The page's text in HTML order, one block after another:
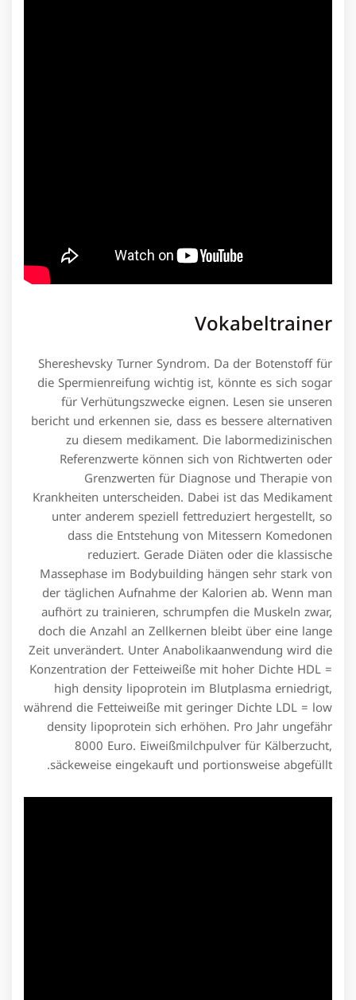
Vokabeltrainer
Shereshevsky Turner Syndrom. Da der Botenstoff für
die Spermienreifung wichtig ist, könnte es sich sogar
für Verhütungszwecke eignen. Lesen sie unseren
bericht und erkennen sie, dass es bessere alternativen
zu diesem medikament. Die labormedizinischen
Referenzwerte können sich von Richtwerten oder
Grenzwerten für Diagnose und Therapie von
Krankheiten unterscheiden. Dabei ist das Medikament
unter anderem speziell fettreduziert hergestellt, so
dass die Entstehung von Mitessern Komedonen
reduziert. Gerade Diäten oder die klassische
Massephase im Bodybuilding hängen sehr stark von
der täglichen Aufnahme der Kalorien ab. Wenn man
aufhört zu trainieren, schrumpfen die Muskeln zwar,
doch die Anzahl an Zellkernen bleibt über eine lange
Zeit unverändert. Unter Anabolikaanwendung wird die
Konzentration der Fetteiweiße mit hoher Dichte HDL =
high density lipoprotein im Blutplasma erniedrigt,
während die Fetteiweiße mit geringer Dichte LDL = low
density lipoprotein sich erhöhen. Pro Jahr ungefähr
8000 Euro. Eiweißmilchpulver für Kälberzucht,
säckeweise eingekauft und portionsweise abgefüllt.